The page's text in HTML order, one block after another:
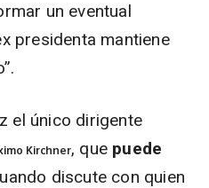
un eventual
presidenta mantiene
el único dirigente
Kirchner, que puede
discute con quien